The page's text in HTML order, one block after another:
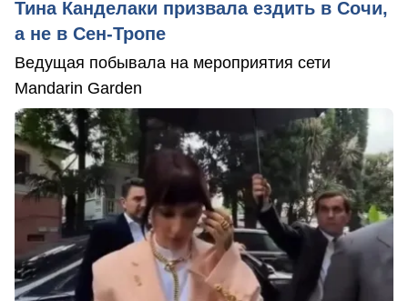
Тина Канделаки призвала ездить в Сочи,
а не в Сен-Тропе
Ведущая побывала на мероприятия сети
Mandarin Garden